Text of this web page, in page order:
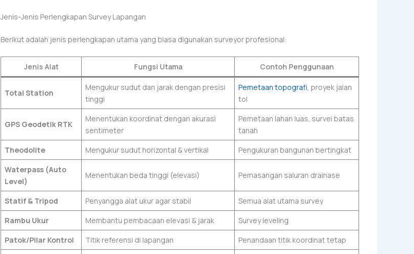
Jenis-Jenis Perlengkapan Survey Lapangan
Berikut adalah jenis perlengkapan utama yang biasa digunakan surveyor profesional:
Jenis Alat Fungsi Utama Contoh Penggunaan
Total Station
Mengukur sudut dan jarak dengan presisi
tinggi
Pemetaan topografi, proyek jalan
tol
GPS Geodetik RTK
Menentukan koordinat dengan akurasi
sentimeter
Pemetaan lahan luas, survei batas
tanah
Theodolite
Mengukur sudut horizontal & vertikal
Pengukuran bangunan bertingkat
Waterpass (Auto
Level)
Menentukan beda tinggi (elevasi) Pemasangan saluran drainase
Statif & Tripod Penyangga alat ukur agar stabil
Semua alat utama survey
Rambu Ukur
Membantu pembacaan elevasi & jarak
Survey leveling
Patok/Pilar Kontrol
Titik referensi di lapangan
Penandaan titik koordinat tetap